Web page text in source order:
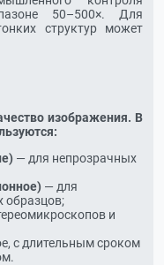
50–500×. Для
структур может
изображения. В
— для непрозрачных
— для
образцов;
и
с длительным сроком